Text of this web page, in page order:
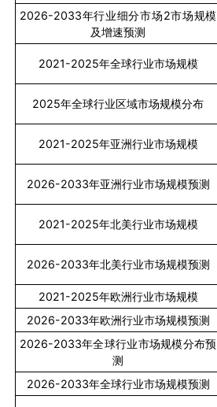
2026-2033年行业细分市场2市场规模
及增速预测
2021-2025年全球行业市场规模
2025年全球行业区域市场规模分布
2021-2025年亚洲行业市场规模
2026-2033年亚洲行业市场规模预测
2021-2025年北美行业市场规模
2026-2033年北美行业市场规模预测
2021-2025年欧洲行业市场规模
2026-2033年欧洲行业市场规模预测
2026-2033年全球行业市场规模分布预
测
2026-2033年全球行业市场规模预测